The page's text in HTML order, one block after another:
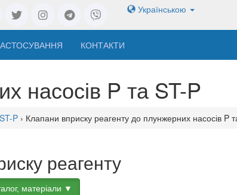
Українською
КОНТАКТИ
насосів P та ST-P
P › Клапани вприску реагенту до плунжерних насосів P
реагенту
матеріали ▼